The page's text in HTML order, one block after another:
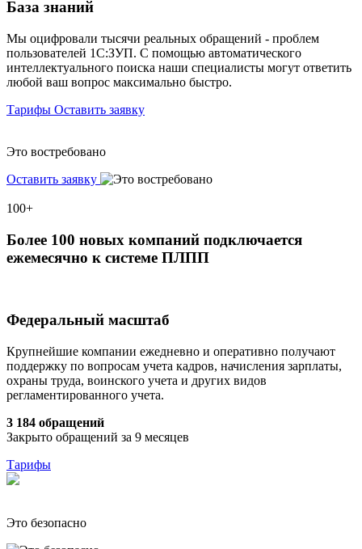
База знаний
Мы оцифровали тысячи реальных обращений - проблем
пользователей 1С:ЗУП. С помощью автоматического
интеллектуального поиска наши специалисты могут ответить
любой ваш вопрос максимально быстро.
Тарифы Оставить заявку
Это востребовано
Оставить заявку
100+
Более 100 новых компаний подключается
ежемесячно к системе ПЛПП
Федеральный масштаб
Крупнейшие компании ежедневно и оперативно получают
поддержку по вопросам учета кадров, начисления зарплаты,
охраны труда, воинского учета и других видов
регламентированного учета.
3 184 обращений
Закрыто обращений за 9 месяцев
Тарифы
Это безопасно